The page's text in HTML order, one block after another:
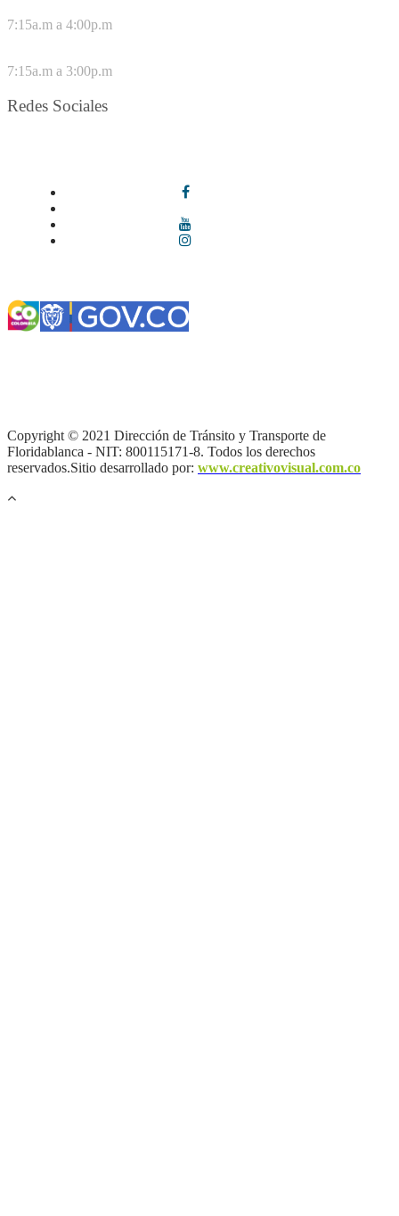
7:15a.m a 4:00p.m
7:15a.m a 3:00p.m
Redes Sociales
Copyright © 2021 Dirección de Tránsito y Transporte de
Floridablanca - NIT: 800115171-8. Todos los derechos
reservados.Sitio desarrollado por: www.creativovisual.com.co